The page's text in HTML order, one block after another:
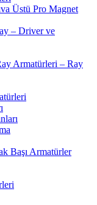
Üstü Pro Magnet
– Driver ve
Armatürleri – Ray
Başı Armatürler